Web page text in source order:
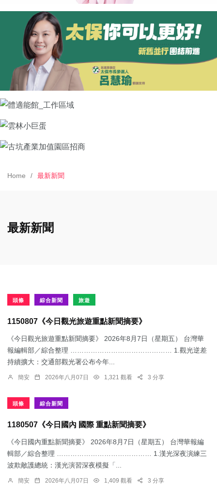
Home 最新新聞
最新新聞
頭條 綜合新聞 旅遊
1150807《今日觀光旅遊重點新聞摘要》
《今日觀光旅遊重點新聞摘要》 2026年8月7日（星期五） 台灣華
報編輯部／綜合整理 ……………………………………… 1.觀光逆差
持續擴大：交通部觀光署公布今年...
簡安 2026年八月07日 1,321 觀看 3 分享
頭條 綜合新聞
1180507《今日國內 國際 重點新聞摘要》
《今日國內重點新聞摘要》 2026年8月7日（星期五） 台灣華報編
輯部／綜合整理 …………………………………… 1.漢光深夜演練三
波欺敵護總統：​漢光演習深夜模擬「...
簡安 2026年八月07日 1,409 觀看 3 分享